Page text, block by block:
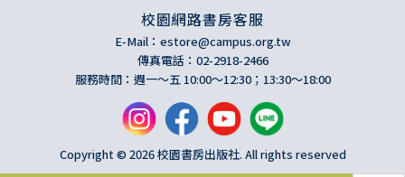
校園網路書房客服
E-Mail： estore@campus.org.tw
傳真電話：02-2918-2466
服務時間：週一～五 10:00～12:30；13:30～18:00
Copyright © 2026 校園書房出版社. All rights reserved